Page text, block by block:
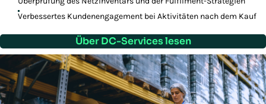
Verbessertes Kundenengagement bei Aktivitäten nach dem Kauf
Über DC-Services lesen